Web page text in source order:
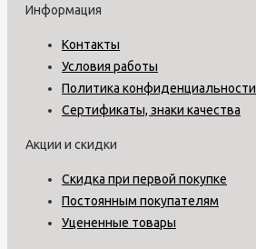
Информация
Контакты
Условия работы
Политика конфиденциальности
Сертификаты, знаки качества
Акции и скидки
Скидка при первой покупке
Постоянным покупателям
Уцененные товары